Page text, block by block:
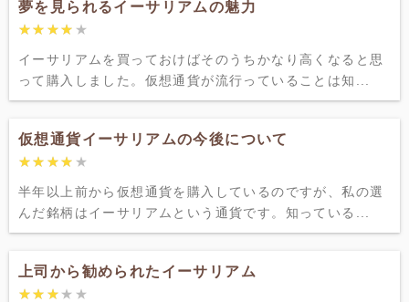
夢を見られるイーサリアムの魅力
★★★★★
★★★★★
イーサリアムを買っておけばそのうちかなり高くなると思
って購入しました。仮想通貨が流行っていることは知...
仮想通貨イーサリアムの今後について
★★★★★
★★★★★
半年以上前から仮想通貨を購入しているのですが、私の選
んだ銘柄はイーサリアムという通貨です。知っている...
上司から勧められたイーサリアム
★★★★★
★★★★★